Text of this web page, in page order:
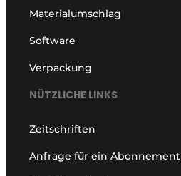
Materialumschlag
Software
Verpackung
NÜTZLICHE LINKS
Zeitschriften
Anfrage für ein Abonnement